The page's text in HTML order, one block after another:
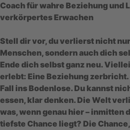
Coach für wahre Beziehung und
verkörpertes Erwachen
Stell dir vor, du verlierst nicht
Menschen, sondern auch dich
Ende dich selbst ganz neu.
erlebt: Eine Beziehung
Fall ins Bodenlose. Du kannst
essen, klar denken. Die Welt
was, wenn genau hier – inmitten
tiefste Chance liegt? Die